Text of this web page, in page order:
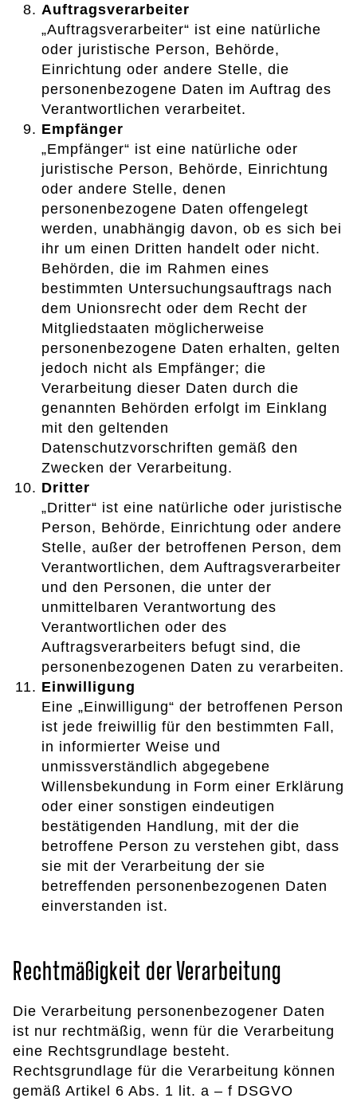
Auftragsverarbeiter
„Auftragsverarbeiter“ ist eine natürliche
oder juristische Person, Behörde,
Einrichtung oder andere Stelle, die
personenbezogene Daten im Auftrag des
Verantwortlichen verarbeitet.
Empfänger
„Empfänger“ ist eine natürliche oder
juristische Person, Behörde, Einrichtung
oder andere Stelle, denen
personenbezogene Daten offengelegt
werden, unabhängig davon, ob es sich bei
ihr um einen Dritten handelt oder nicht.
Behörden, die im Rahmen eines
bestimmten Untersuchungsauftrags nach
dem Unionsrecht oder dem Recht der
Mitgliedstaaten möglicherweise
personenbezogene Daten erhalten, gelten
jedoch nicht als Empfänger; die
Verarbeitung dieser Daten durch die
genannten Behörden erfolgt im Einklang
mit den geltenden
Datenschutzvorschriften gemäß den
Zwecken der Verarbeitung.
Dritter
„Dritter“ ist eine natürliche oder juristische
Person, Behörde, Einrichtung oder andere
Stelle, außer der betroffenen Person, dem
Verantwortlichen, dem Auftragsverarbeiter
und den Personen, die unter der
unmittelbaren Verantwortung des
Verantwortlichen oder des
Auftragsverarbeiters befugt sind, die
personenbezogenen Daten zu verarbeiten.
Einwilligung
Eine „Einwilligung“ der betroffenen Person
ist jede freiwillig für den bestimmten Fall,
in informierter Weise und
unmissverständlich abgegebene
Willensbekundung in Form einer Erklärung
oder einer sonstigen eindeutigen
bestätigenden Handlung, mit der die
betroffene Person zu verstehen gibt, dass
sie mit der Verarbeitung der sie
betreffenden personenbezogenen Daten
einverstanden ist.
Rechtmäßigkeit der Verarbeitung
Die Verarbeitung personenbezogener Daten
ist nur rechtmäßig, wenn für die Verarbeitung
eine Rechtsgrundlage besteht.
Rechtsgrundlage für die Verarbeitung können
gemäß Artikel 6 Abs. 1 lit. a – f DSGVO